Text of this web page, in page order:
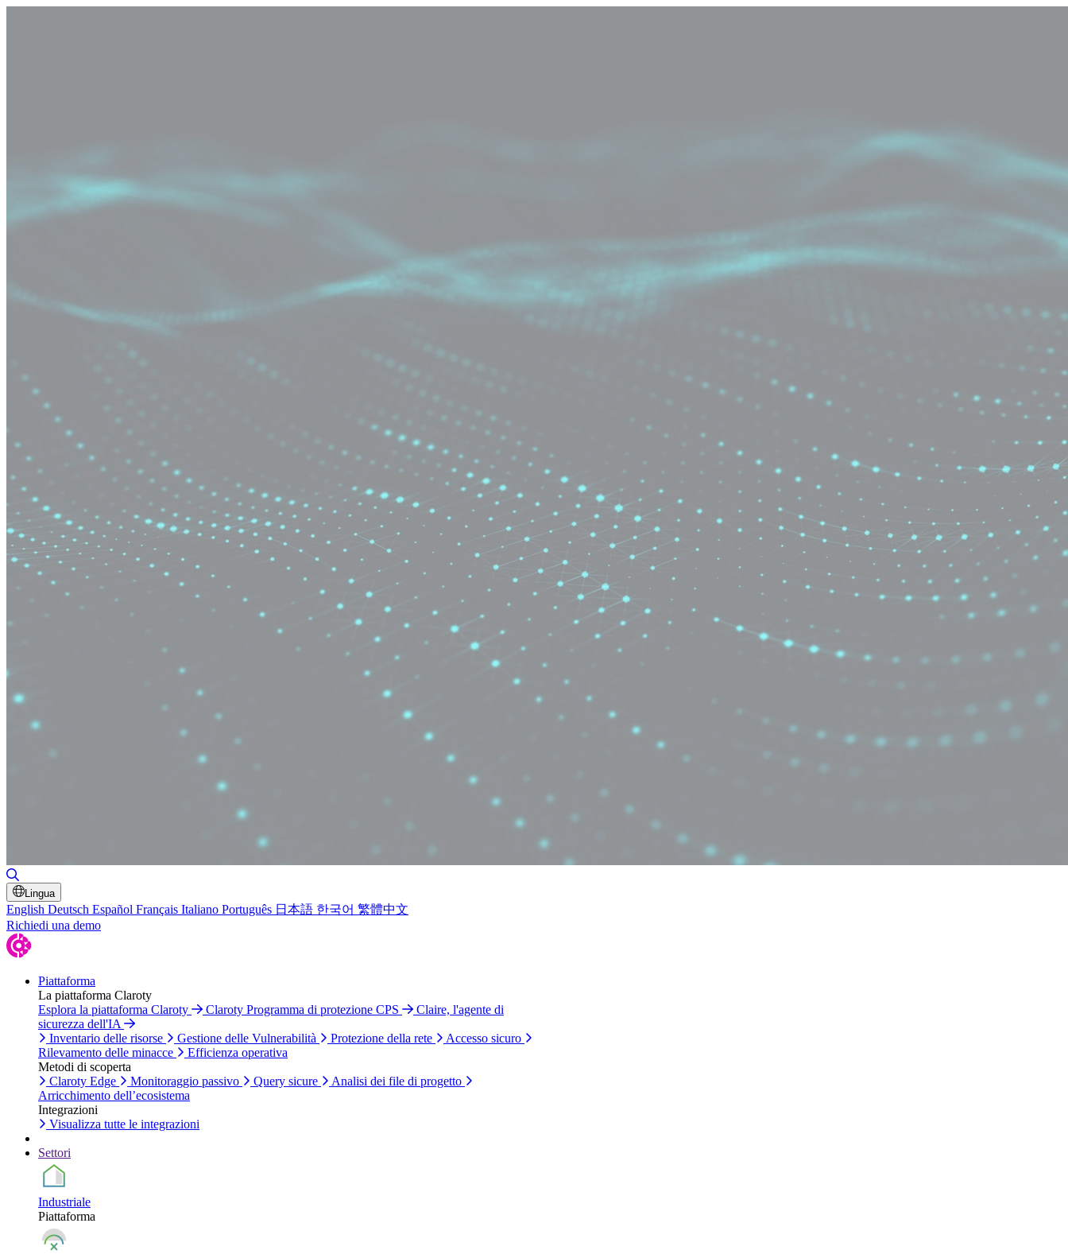
Lingua
English Deutsch Español Français Italiano Português 日本語 한국어 繁體中文
Richiedi una demo
Piattaforma
La piattaforma Claroty
Esplora la piattaforma Claroty
Claroty Programma di protezione CPS
Claire, l'agente di
sicurezza dell'IA
Inventario delle risorse
Gestione delle Vulnerabilità Protezione della rete
Accesso sicuro
Rilevamento delle minacce
Efficienza operativa
Metodi di scoperta
Claroty Edge
Monitoraggio passivo Query sicure
Analisi dei file di progetto
Arricchimento dell’ecosistema
Integrazioni
Visualizza tutte le integrazioni
Settori
Industriale
Piattaforma